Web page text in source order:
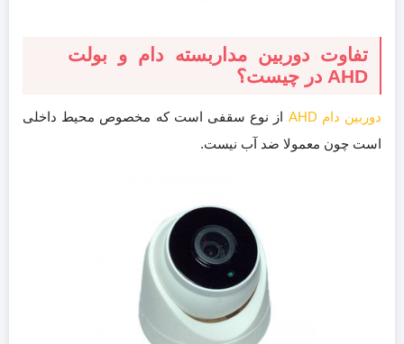
تفاوت دوربین مداربسته دام و بولت
AHD در چیست؟
دوربین دام AHD
از نوع سقفی است که مخصوص محیط داخلی
است چون معمولا ضد آب نیست.